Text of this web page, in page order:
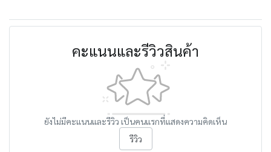
คะแนนและรีวิวสินค้า
ยังไม่มีคะแนนและรีวิว เป็นคนแรกที่แสดงความคิดเห็น
รีวิว